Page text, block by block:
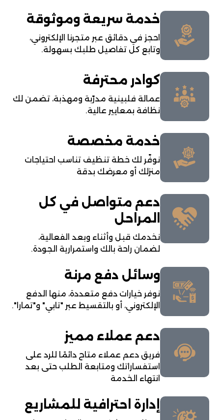
خدمة سريعة وموثوقة
احجز في دقائق عبر متجرنا الإلكتروني،
وتابع كل تفاصيل طلبك بسهولة.
كوادر محترفة
عمالة فلبينية مدرّبة ومهذبة، تضمن لك
نظافة بمعايير عالية.
خدمة مخصصة
نوفّر لك خطة تنظيف تناسب احتياجات
منزلك أو معرضك بدقة
دعم متواصل في كل
المراحل
نخدمك قبل وأثناء وبعد الفعالية،
لضمان راحة بالك واستمرارية الجودة.
وسائل دفع مرنة
نوفر خيارات دفع متعددة، منها الدفع
الإلكتروني، أو بالتقسيط عبر "تابي" و"تمارا".
دعم عملاء مميز
فريق دعم عملاء متاح دائمًا للرد على
استفساراتك ومتابعة الطلب حتى بعد
انتهاء الخدمة
إدارة احترافية للمشاريع